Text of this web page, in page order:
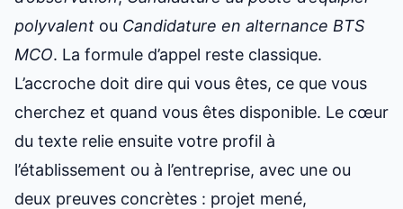
polyvalent ou Candidature en alternance BTS
MCO. La formule d’appel reste classique.
L’accroche doit dire qui vous êtes, ce que vous
cherchez et quand vous êtes disponible. Le cœur
du texte relie ensuite votre profil à
l’établissement ou à l’entreprise, avec une ou
deux preuves concrètes : projet mené,